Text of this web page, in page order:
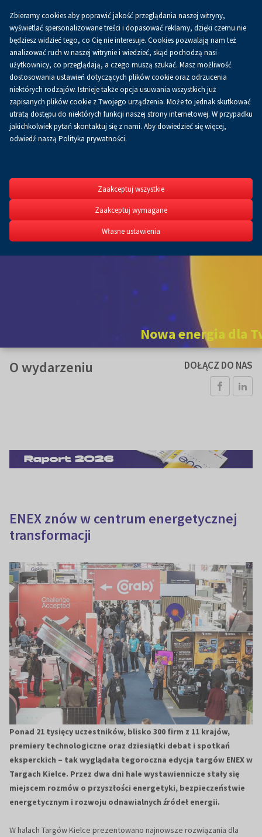
0.00 złKoszykPL
XXVIII
Energetyki i
Odnawialnych
4-5.03.2026
Nowa energia dla
O wydarzeniu
DOŁĄCZ DO NAS
ENEX znów w centrum energetycznej
transformacji
Ponad 21 tysięcy uczestników, blisko 300 firm z 11 krajów,
premiery technologiczne oraz dziesiątki debat i spotkań
eksperckich – tak wyglądała tegoroczna edycja targów ENEX w
Targach Kielce. Przez dwa dni hale wystawiennicze stały się
miejscem rozmów o przyszłości energetyki, bezpieczeństwie
energetycznym i rozwoju odnawialnych źródeł energii.
W halach Targów Kielce prezentowano najnowsze rozwiązania dla
Zbieramy cookies aby poprawić jakość przeglądania naszej witryny,
wyświetlać spersonalizowane treści i dopasować reklamy, dzięki czemu nie
będziesz widzieć tego, co Cię nie interesuje. Cookies pozwalają nam też
analizować ruch w naszej witrynie i wiedzieć, skąd pochodzą nasi
użytkownicy, co przeglądają, a czego muszą szukać. Masz możliwość
dostosowania ustawień dotyczących plików cookie oraz odrzucenia
niektórych rodzajów. Istnieje także opcja usuwania wszystkich już
zapisanych plików cookie z Twojego urządzenia. Może to jednak skutkować
utratą dostępu do niektórych funkcji naszej strony internetowej. W przypadku
jakichkolwiek pytań skontaktuj się z nami. Aby dowiedzieć się więcej,
odwiedź naszą Polityka prywatności.
Zaakceptuj wszystkie
Zaakceptuj wymagane
Własne ustawienia